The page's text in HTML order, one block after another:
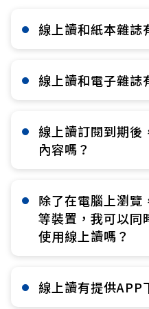
線上讀和紙本雜誌
線上讀和電子雜誌
線上讀訂閱到期後
內容嗎？​
除了在電腦上瀏覽
等裝置，我可以同
使用線上讀嗎？​
線上讀有提供APP